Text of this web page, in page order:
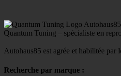
Quantum Tuning – spécialiste en
Autohaus85 est agrée et habilitée
Recherche par marque :